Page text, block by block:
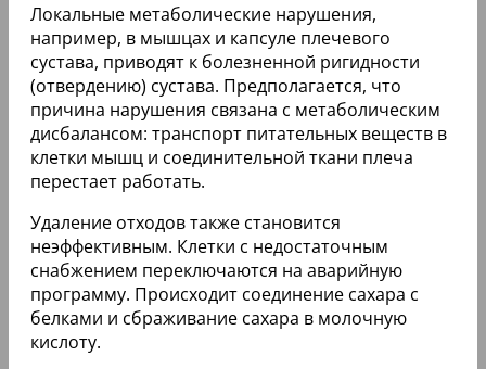
Локальные метаболические нарушения,
например, в мышцах и капсуле плечевого
сустава, приводят к болезненной ригидности
(отвердению) сустава. Предполагается, что
причина нарушения связана с метаболическим
дисбалансом: транспорт питательных веществ в
клетки мышц и соединительной ткани плеча
перестает работать.
Удаление отходов также становится
неэффективным. Клетки с недостаточным
снабжением переключаются на аварийную
программу. Происходит соединение сахара с
белками и сбраживание сахара в молочную
кислоту.